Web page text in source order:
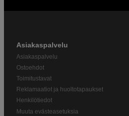
Asiakaspalvelu
Asiakaspalvelu
Ostoehdot
Toimitustavat
Reklamaatiot ja huoltotapaukset
Henkilötiedot
Muuta evästeasetuksia